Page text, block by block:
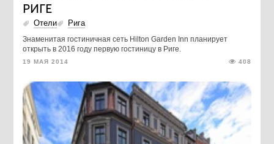
РИГЕ
Отели Рига
Знаменитая гостиничная сеть Hilton Garden Inn планирует
открыть в 2016 году первую гостиницу в Риге.
19 МАЯ 2014 408